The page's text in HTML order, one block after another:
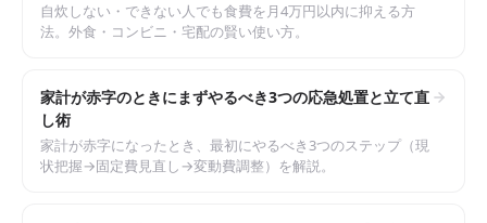
自炊しない・できない人でも食費を月4万円以内に抑える方
法。外食・コンビニ・宅配の賢い使い方。
家計が赤字のときにまずやるべき3つの応急処置と立て直
し術
家計が赤字になったとき、最初にやるべき3つのステップ（現
状把握→固定費見直し→変動費調整）を解説。